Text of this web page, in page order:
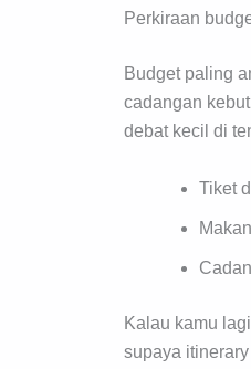
Perkiraan
Budget paling
cadangan
debat kecil di
Tiket
Kalau kamu
supaya